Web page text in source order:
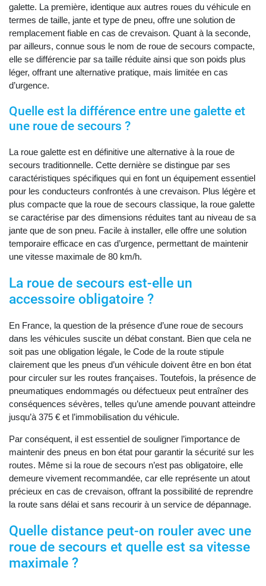
galette. La première, identique aux autres roues du véhicule en
termes de taille, jante et type de pneu, offre une solution de
remplacement fiable en cas de crevaison. Quant à la seconde,
par ailleurs, connue sous le nom de roue de secours compacte,
elle se différencie par sa taille réduite ainsi que son poids plus
léger, offrant une alternative pratique, mais limitée en cas
d’urgence.
Quelle est la différence entre une galette et
une roue de secours ?
La roue galette est en définitive une alternative à la roue de
secours traditionnelle. Cette dernière se distingue par ses
caractéristiques spécifiques qui en font un équipement essentiel
pour les conducteurs confrontés à une crevaison. Plus légère et
plus compacte que la roue de secours classique, la roue galette
se caractérise par des dimensions réduites tant au niveau de sa
jante que de son pneu. Facile à installer, elle offre une solution
temporaire efficace en cas d’urgence, permettant de maintenir
une vitesse maximale de 80 km/h.
La roue de secours est-elle un
accessoire obligatoire ?
En France, la question de la présence d’une roue de secours
dans les véhicules suscite un débat constant. Bien que cela ne
soit pas une obligation légale, le Code de la route stipule
clairement que les pneus d’un véhicule doivent être en bon état
pour circuler sur les routes françaises. Toutefois, la présence de
pneumatiques endommagés ou défectueux peut entraîner des
conséquences sévères, telles qu’une amende pouvant atteindre
jusqu’à 375 € et l’immobilisation du véhicule.
Par conséquent, il est essentiel de souligner l’importance de
maintenir des pneus en bon état pour garantir la sécurité sur les
routes. Même si la roue de secours n’est pas obligatoire, elle
demeure vivement recommandée, car elle représente un atout
précieux en cas de crevaison, offrant la possibilité de reprendre
la route sans délai et sans recourir à un service de dépannage.
Quelle distance peut-on rouler avec une
roue de secours et quelle est sa vitesse
maximale ?